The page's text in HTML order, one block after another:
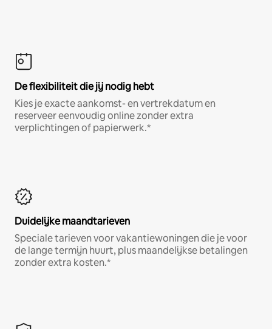
De flexibiliteit die jij nodig hebt
Kies je exacte aankomst- en vertrekdatum en
reserveer eenvoudig online zonder extra
verplichtingen of papierwerk.*
Duidelijke maandtarieven
Speciale tarieven voor vakantiewoningen die je voor
de lange termijn huurt, plus maandelijkse betalingen
zonder extra kosten.*